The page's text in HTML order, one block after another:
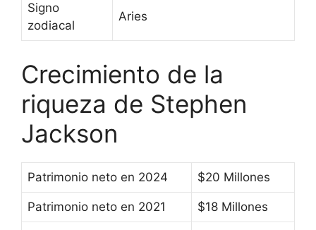
Signo
zodiacal
Aries
Crecimiento de la
riqueza de Stephen
Jackson
Patrimonio neto en 2024 $20 Millones
Patrimonio neto en 2021 $18 Millones